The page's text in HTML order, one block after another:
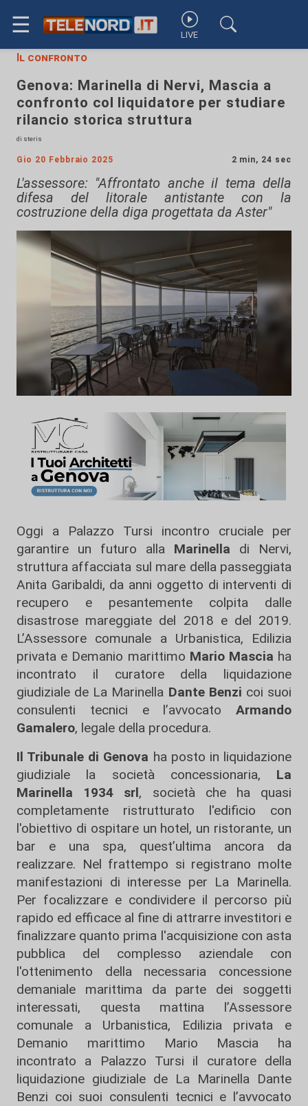
☰ LIVE
Il confronto
Genova: Marinella di Nervi, Mascia a
confronto col liquidatore per studiare
rilancio storica struttura
di steris
Gio 20 Febbraio 2025 2 min, 24 sec
L'assessore: "Affrontato anche il tema della
difesa del litorale antistante con la
costruzione della diga progettata da Aster"
Oggi a Palazzo Tursi incontro cruciale per
garantire un futuro alla Marinella di Nervi,
struttura affacciata sul mare della passeggiata
Anita Garibaldi, da anni oggetto di interventi di
recupero e pesantemente colpita dalle
disastrose mareggiate del 2018 e del 2019.
L’Assessore comunale a Urbanistica, Edilizia
privata e Demanio marittimo Mario Mascia ha
incontrato il curatore della liquidazione
giudiziale de La Marinella Dante Benzi coi suoi
consulenti tecnici e l’avvocato Armando
Gamalero, legale della procedura.
Il Tribunale di Genova ha posto in liquidazione
giudiziale la società concessionaria, La
Marinella 1934 srl, società che ha quasi
completamente ristrutturato l'edificio con
l'obiettivo di ospitare un hotel, un ristorante, un
bar e una spa, quest’ultima ancora da
realizzare. Nel frattempo si registrano molte
manifestazioni di interesse per La Marinella.
Per focalizzare e condividere il percorso più
rapido ed efficace al fine di attrarre investitori e
finalizzare quanto prima l'acquisizione con asta
pubblica del complesso aziendale con
l'ottenimento della necessaria concessione
demaniale marittima da parte dei soggetti
interessati, questa mattina l’Assessore
comunale a Urbanistica, Edilizia privata e
Demanio marittimo Mario Mascia ha
incontrato a Palazzo Tursi il curatore della
liquidazione giudiziale de La Marinella Dante
Benzi coi suoi consulenti tecnici e l’avvocato